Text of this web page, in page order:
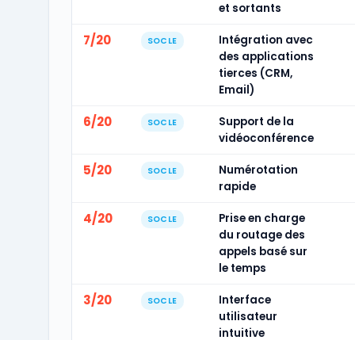
et sortants
7/20 SOCLE
Intégration avec
des applications
tierces (CRM,
Email)
6/20 SOCLE
Support de la
vidéoconférence
5/20 SOCLE
Numérotation
rapide
4/20 SOCLE
Prise en charge
du routage des
appels basé sur
le temps
3/20 SOCLE
Interface
utilisateur
intuitive